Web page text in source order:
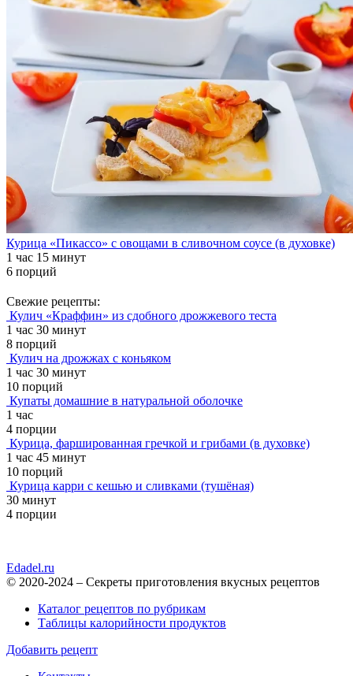
Курица «Пикассо» с овощами в сливочном соусе (в духовке)
1 час 15 минут
6 порций
Свежие рецепты:
Кулич «Краффин» из сдобного дрожжевого теста
1 час 30 минут
8 порций
Кулич на дрожжах с коньяком
1 час 30 минут
10 порций
Купаты домашние в натуральной оболочке
1 час
4 порции
Курица, фаршированная гречкой и грибами (в духовке)
1 час 45 минут
10 порций
Курица карри с кешью и сливками (тушёная)
30 минут
4 порции
Edadel.ru
© 2020-2024 – Секреты приготовления вкусных рецептов
Каталог рецептов по рубрикам
Таблицы калорийности продуктов
Добавить рецепт